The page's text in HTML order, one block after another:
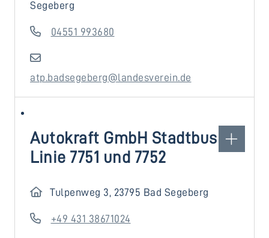
Segeberg
04551 993680
atp.badsegeberg@landesverein.de
Autokraft GmbH Stadtbus
Linie 7751 und 7752
Tulpenweg 3, 23795 Bad Segeberg
+49 431 38671024